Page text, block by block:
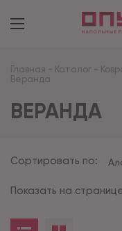
Главная - Каталог -
Веранда
ВЕРАНДА
Сортировать по:
Показать на